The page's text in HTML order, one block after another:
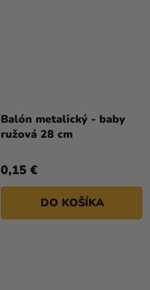
Balón metalický - baby
ružová 28 cm
0,15 €
DO KOŠÍKA